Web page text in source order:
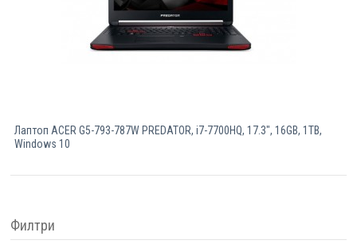
Лаптоп ACER G5-793-787W PREDATOR, i7-7700HQ, 17.3", 16GB, 1TB,
Windows 10
Филтри